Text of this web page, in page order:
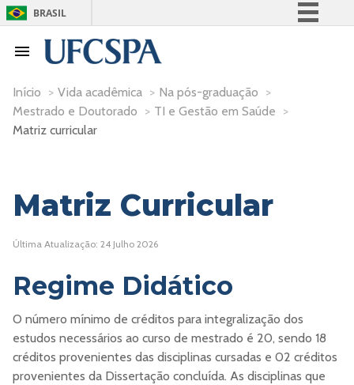
BRASIL
Participe
Acesso à informação
Início > Vida acadêmica > Na pós-graduação >
Mestrado e Doutorado > TI e Gestão em Saúde >
Matriz curricular
Matriz Curricular
Última Atualização: 24 Julho 2026
Regime Didático
O número mínimo de créditos para integralização dos
estudos necessários ao curso de mestrado é 20, sendo 18
créditos provenientes das disciplinas cursadas e 02 créditos
provenientes da Dissertação concluída. As disciplinas que